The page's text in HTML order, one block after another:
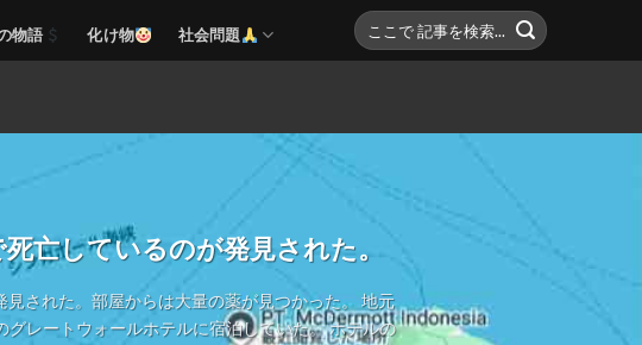
物語 化け物 社会問題
亡しているのが発見された。
された。部屋からは大量の薬が見つかった。 地元
レートウォールホテルに宿泊していた。 ホテルの